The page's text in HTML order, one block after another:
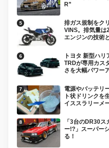
R”
排ガス規制をク
VINS。排気量
エンジンの技術
トヨタ 新型ハ
TRDが専用カス
さを大幅パワー
電源やバッテリ
ト状ドリンクを
イススラリーメ
「3台のDR30
ー!?」スーパー
る！